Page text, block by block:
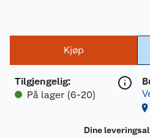
Kjøp
Tilgjengelig:
På lager (6-20)
Dine